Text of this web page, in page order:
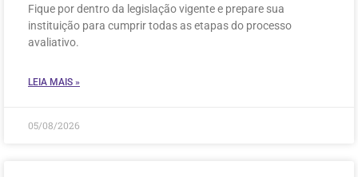
Fique por dentro da legislação vigente e prepare sua
instituição para cumprir todas as etapas do processo
avaliativo.
LEIA MAIS »
05/08/2026